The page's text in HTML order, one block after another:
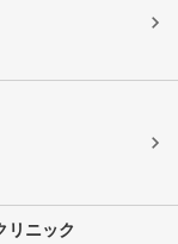
リニック